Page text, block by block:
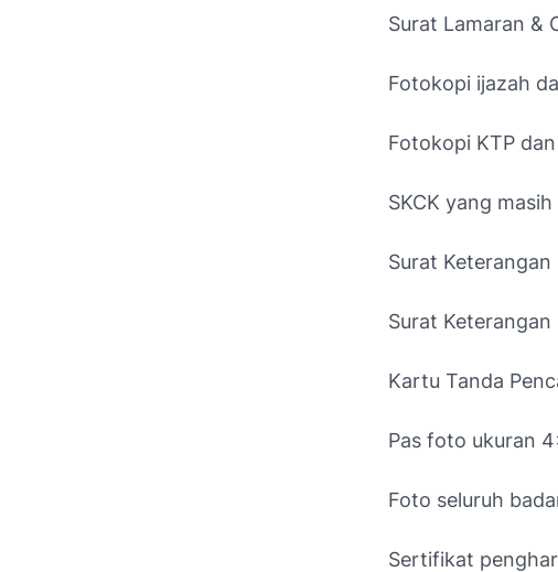
Surat Lamaran &
Fotokopi ijazah
Fotokopi KTP
SKCK yang
Surat
Surat
Kartu Tanda
Pas foto ukuran
Foto seluruh
Sertifikat